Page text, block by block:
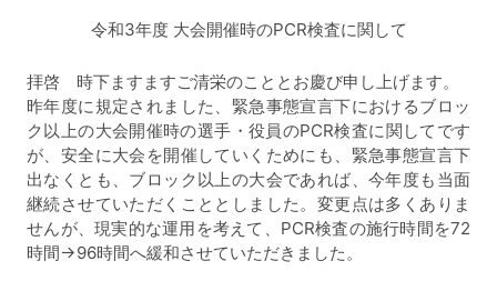
令和3年度 大会開催時のPCR検査に関して
拝啓 時下ますますご清栄のこととお慶び申し上げます。
昨年度に規定されました、緊急事態宣言下におけるブロッ
ク以上の大会開催時の選手・役員のPCR検査に関してです
が、安全に大会を開催していくためにも、緊急事態宣言下
出なくとも、ブロック以上の大会であれば、今年度も当面
継続させていただくこととしました。変更点は多くありま
せんが、現実的な運用を考えて、PCR検査の施行時間を72
時間→96時間へ緩和させていただきました。